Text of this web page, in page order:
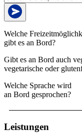
Welche
gibt es an Bord?
Gibt es an Bord auch
vegetarische oder
Welche Sprache wird
an Bord gesprochen?
Leistungen